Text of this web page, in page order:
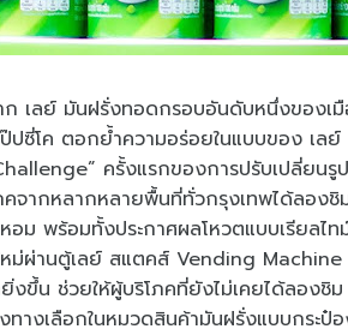
ก เลย์ มันฝรั่งทอดกรอบอันดับหนึ่งของเ
ปซี่โค ตอกย้ำความอร่อยในแบบของ เล
ครั้งแรกของการปรับเปลี่ยนรู
คจากหลากหลายพื้นที่ทั่วกรุงเทพได้ลองชิ
อม พร้อมทั้งประกาศผลโหวตแบบเรียล
ม่ผ่านตู้เลย์ สแตคส์ Vending Machine
ขึ้น ช่วยให้ผู้บริโภคที่ยังไม่เคยได้ลองชิ
างเลือกในหมวดสินค้ามันฝรั่งแบบกระป๋